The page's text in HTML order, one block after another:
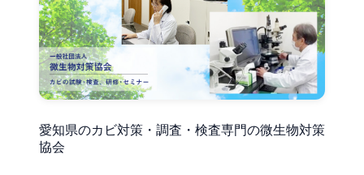
愛知県のカビ対策・調査・検査専門の微生物対策
協会